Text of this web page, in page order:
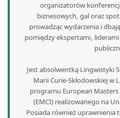
organizatorów
biznesowych, gal oraz
prowadząc wydarzenia i
pomiędzy ekspertami,
Jest absolwentką Lingwistyki
Marii Curie-Skłodowskiej w
programu European
(EMCI) realizowanego na
Posiada również uprawnienia